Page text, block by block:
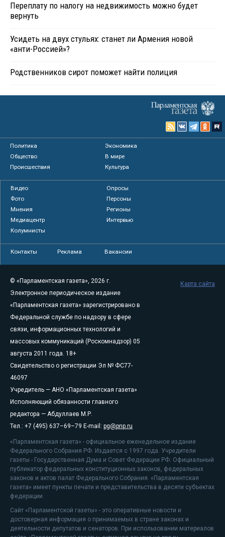
Переплату по налогу на недвижимость можно будет
вернуть
Усидеть на двух стульях: станет ли Армения новой
«анти-Россией»?
Родственников сирот поможет найти полиция
Политика
Экономика
Общество
В мире
Происшествия
Культура
Видео
Опросы
Фото
Персоны
Мнения
Регионы
Медиацентр
Интервью
Колумнисты
Контакты Реклама Вакансии
© «Парламентская газета», 2026 г.
Электронное периодическое издание
«Парламентская газета» зарегистрировано в
Федеральной службе по надзору в сфере
связи, информационных технологий и
массовых коммуникаций (Роскомнадзор) 05
августа 2011 года. 18+
Свидетельство о регистрации Эл № ФС77-
46097
Учредитель — АНО «Парламентская газета»
Исполняющий обязанности главного
редактора — Абдуллаев М.Р.
Тел.: +7 (495) 637–69–79 E-mail: pg@pnp.ru
«Парламентская газета» - официальное еженедельное издание
Федерального Собрания РФ. Издается с 1997 года. Учредители
газеты - Государственная Дума и Совет Федерации РФ. Официальный
публикатор федеральных конституционных законов, федеральных
законов и актов палат Федерального Собрания. «Парламентская
газета» имеет пункты печати и представительства в десяти субъектах
федерации.
Сайт «Парламентской газеты» - это оперативные новости и
достоверная информация о принимаемых в стране законах и
деятельности депутатов и сенаторов. При использовании материалов
Карта сайта